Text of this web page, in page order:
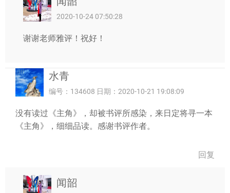
2020-10-24 07:50:28
谢谢老师雅评！祝好！
水青
编号：134608 日期：2020-10-21 19:08:09
没有读过《主角》，却被书评所感染，来日定将寻一本
《主角》，细细品读。感谢书评作者。
回复
闻韶